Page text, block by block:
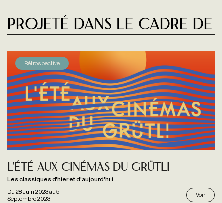
Projeté dans le cadre de
Rétrospective
Du 28 Juin 2023au 5
Septembre 2023
L'été aux Cinémas du Grütli
Les classiques d'hier et d'aujourd'hui
Voir